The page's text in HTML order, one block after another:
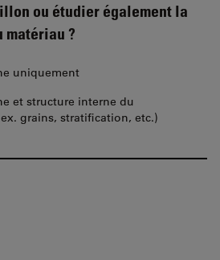
ou étudier également la
?
uniquement
et structure interne du
grains, stratification, etc.)